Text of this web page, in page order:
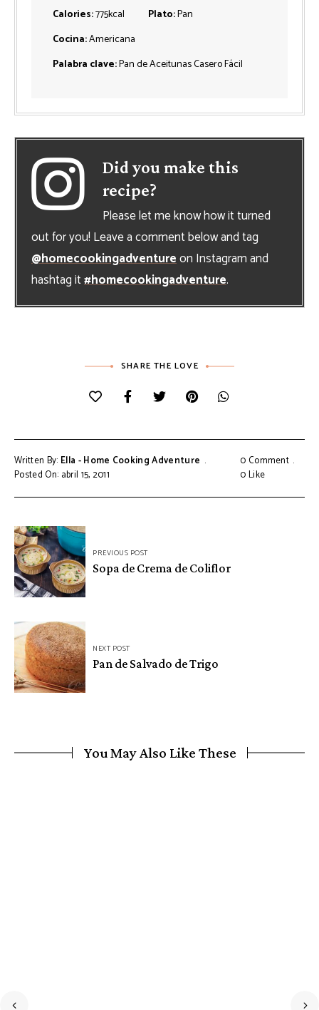
Calories:775kcal Plato:Pan
Cocina:Americana
Palabra clave:Pan de Aceitunas Casero Fácil
Did you make this
recipe?
Please let me know how it turned
out for you! Leave a comment below and tag
@homecookingadventureon Instagram and
hashtag it#homecookingadventure.
SHARE THE LOVE
Written By: Ella - Home Cooking Adventure
Posted On: abril 15, 2011
0 Comment
0Like
Navegación
de
entradas
PREVIOUS POST
Sopa de Crema de Coliflor
NEXT POST
Pan de Salvado de Trigo
You May Also Like These